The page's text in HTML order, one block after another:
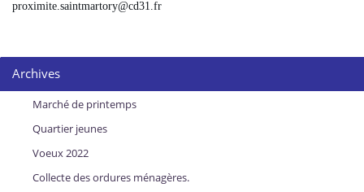
proximite.saintmartory@cd31.fr
Archives
Marché de printemps
Quartier jeunes
Voeux 2022
Collecte des ordures ménagères.